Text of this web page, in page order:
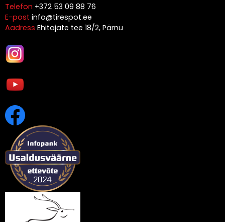
Telefon +372 53 09 88 76
E-post info@tirespot.ee
Aadress Ehitajate tee 18/2, Pärnu